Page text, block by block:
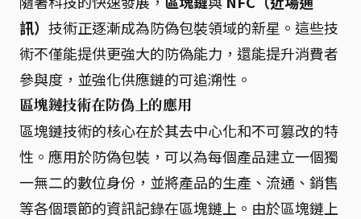
訊） 技術正逐漸成為防偽包裝領域的新星。這些技
術不僅能提供更強大的防偽能力，還能提升消費者
參與度，並強化供應鏈的可追溯性。
區塊鏈技術在防偽上的應用
區塊鏈技術的核心在於其去中心化和不可篡改的特
性。應用於防偽包裝，可以為每個產品建立一個獨
一無二的數位身份，並將產品的生產、流通、銷售
等各個環節的資訊記錄在區塊鏈上。由於區塊鏈上